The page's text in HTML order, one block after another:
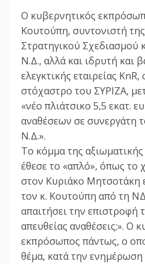
Ο κυβερνητικός
Κουτούπη, συντονιστή
Στρατηγικού Σχεδιασμού
Ν.Δ., αλλά και ιδρυτή και
ελεγκτικής εταιρείας
στόχαστρο του ΣΥΡΙΖΑ,
«νέο πλιάτσικο 5,5 εκατ.
αναθέσεων σε συνεργάτη
Ν.Δ.».
Το κόμμα της αξιωματικής
έθεσε το «απλό», όπως το
στον Κυριάκο Μητσοτάκη
τον κ. Κουτούπη από τη
απαιτήσει την επιστροφή
απευθείας αναθέσεις;». Ο
εκπρόσωπος πάντως, ο
θέμα, κατά την